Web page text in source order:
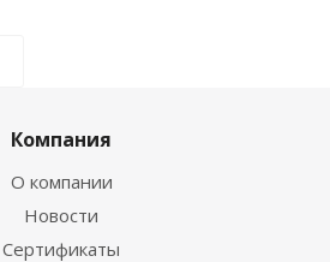
Компания
О компании
Новости
Сертификаты